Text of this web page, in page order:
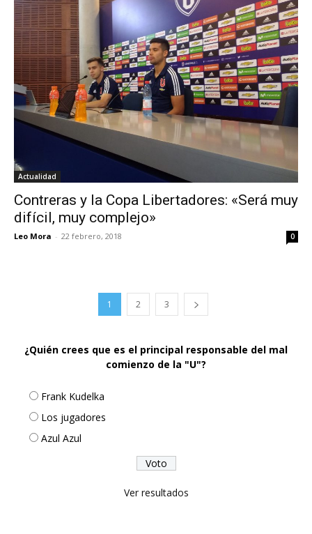
Actualidad
Contreras y la Copa Libertadores: «Será muy
difícil, muy complejo»
Leo Mora - 22 febrero, 2018 0
1 2 3
¿Quién crees que es el principal responsable del mal
comienzo de la "U"?
Frank Kudelka
Los jugadores
Azul Azul
Ver resultados